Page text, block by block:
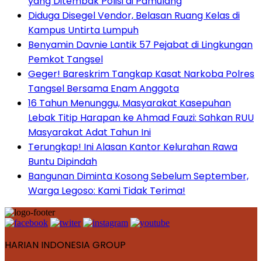
Diduga Disegel Vendor, Belasan Ruang Kelas di
Kampus Untirta Lumpuh
Benyamin Davnie Lantik 57 Pejabat di Lingkungan
Pemkot Tangsel
Geger! Bareskrim Tangkap Kasat Narkoba Polres
Tangsel Bersama Enam Anggota
16 Tahun Menunggu, Masyarakat Kasepuhan
Lebak Titip Harapan ke Ahmad Fauzi: Sahkan RUU
Masyarakat Adat Tahun Ini
Terungkap! Ini Alasan Kantor Kelurahan Rawa
Buntu Dipindah
Bangunan Diminta Kosong Sebelum September,
Warga Legoso: Kami Tidak Terima!
HARIAN INDONESIA GROUP